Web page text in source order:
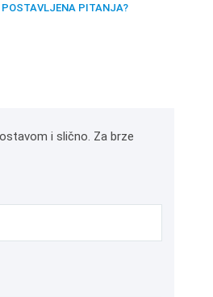
POSTAVLJENA PITANJA?
i slično. Za brze